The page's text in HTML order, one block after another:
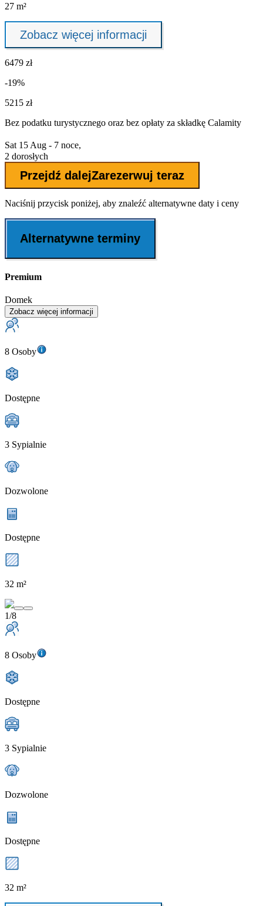
27 m²
Zobacz więcej informacji
6479 zł
-19%
5215 zł
Bez podatku turystycznego oraz bez opłaty za składkę Calamity
Sat 15 Aug - 7 noce,
2 dorosłych
Przejdź dalejZarezerwuj teraz
Naciśnij przycisk poniżej, aby znaleźć alternatywne daty i ceny
Alternatywne terminy
Premium
Domek
Zobacz więcej informacji
8 Osoby
Dostępne
3 Sypialnie
Dozwolone
Dostępne
32 m²
1/8
8 Osoby
Dostępne
3 Sypialnie
Dozwolone
Dostępne
32 m²